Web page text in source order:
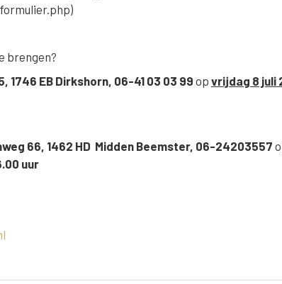
brengen?
1746 EB Dirkshorn, 06-41 03 03 99 op vrijdag 8 juli
66, 1462 HD Midden Beemster, 06-24203557
uur